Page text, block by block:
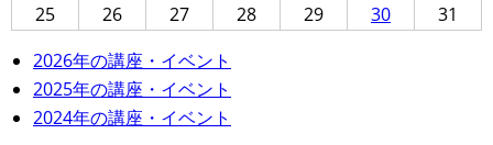
25
26 27 28 29 30
31
2026年の講座・イベント
2025年の講座・イベント
2024年の講座・イベント